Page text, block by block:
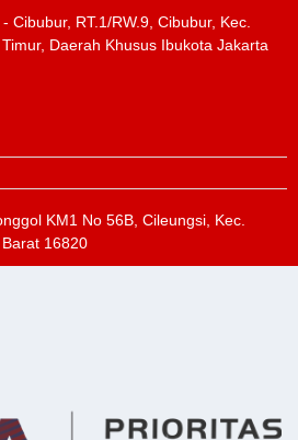
Cibubur, RT.1/RW.9, Cibubur, Kec.
Daerah Khusus Ibukota Jakarta
KM1 No 56B, Cileungsi, Kec.
16820